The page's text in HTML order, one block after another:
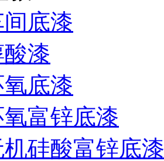
间底漆
酸漆
氧底漆
氧富锌底漆
机硅酸富锌底漆